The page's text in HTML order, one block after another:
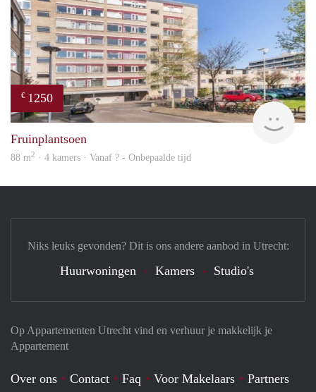
€ 1250
rent
Fruinplantsoen
88 m2 · 4 kamers · Vanaf ? - Onbepaalde tijd
Op Appartementen Utrecht vind en verhuur je makkelijk je
Appartement
Over ons Contact Faq Voor Makelaars Partners
Niks leuks gevonden? Dit is ons andere aanbod in Utrecht:
Huurwoningen Kamers Studio's